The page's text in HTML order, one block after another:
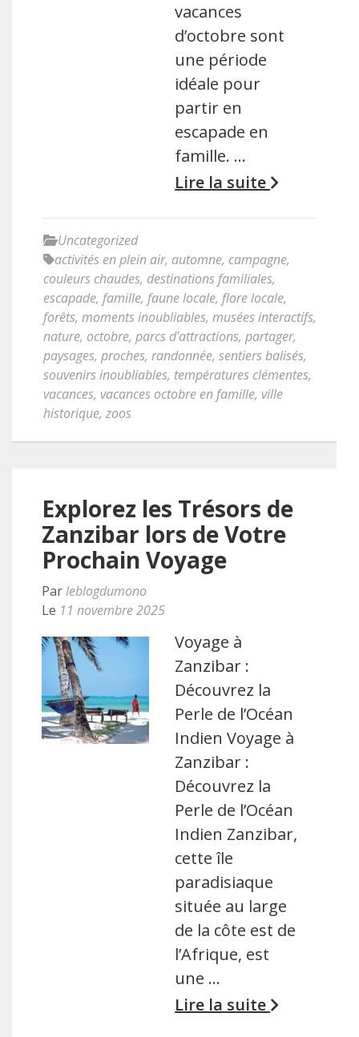
vacances
d’octobre sont
une période
idéale pour
partir en
escapade en
famille. …
Lire la suite
Uncategorized
activités en plein air, automne, campagne,
couleurs chaudes, destinations familiales,
escapade, famille, faune locale, flore locale,
forêts, moments inoubliables, musées interactifs,
nature, octobre, parcs d'attractions, partager,
paysages, proches, randonnée, sentiers balisés,
souvenirs inoubliables, températures clémentes,
vacances, vacances octobre en famille, ville
historique, zoos
Explorez les Trésors de
Zanzibar lors de Votre
Prochain Voyage
Parleblogdumono
Le 11 novembre 2025
Voyage à
Zanzibar :
Découvrez la
Perle de l’Océan
Indien Voyage à
Zanzibar :
Découvrez la
Perle de l’Océan
Indien Zanzibar,
cette île
paradisiaque
située au large
de la côte est de
l’Afrique, est
une …
Lire la suite